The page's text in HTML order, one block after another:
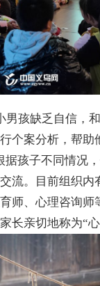
孩缺乏自信，
个案分析，帮助
据孩子不同情况
流。目前组织内
师、心理咨询师
长亲切地称为“心